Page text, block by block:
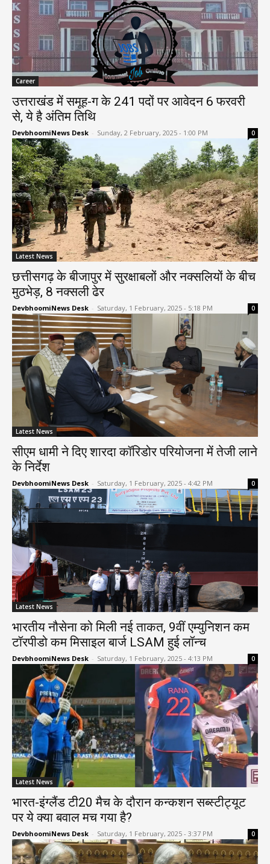
Career
उत्तराखंड में समूह-ग के 241 पदों पर आवेदन 6 फरवरी
से, ये है अंतिम तिथि
DevbhoomiNews Desk - Sunday, 2 February, 2025 - 1:00 PM 0
Latest News
छत्तीसगढ़ के बीजापुर में सुरक्षाबलों और नक्सलियों के बीच
मुठभेड़, 8 नक्सली ढेर
DevbhoomiNews Desk - Saturday, 1 February, 2025 - 5:18 PM 0
Latest News
सीएम धामी ने दिए शारदा कॉरिडोर परियोजना में तेजी लाने
के निर्देश
DevbhoomiNews Desk - Saturday, 1 February, 2025 - 4:42 PM 0
Latest News
भारतीय नौसेना को मिली नई ताकत, 9वीं एम्युनिशन कम
टॉरपीडो कम मिसाइल बार्ज LSAM हुई लॉन्च
DevbhoomiNews Desk - Saturday, 1 February, 2025 - 4:13 PM 0
Latest News
भारत-इंग्लैंड टी20 मैच के दौरान कन्कशन सब्स्टीट्यूट
पर ये क्या बवाल मच गया है?
DevbhoomiNews Desk - Saturday, 1 February, 2025 - 3:37 PM 0